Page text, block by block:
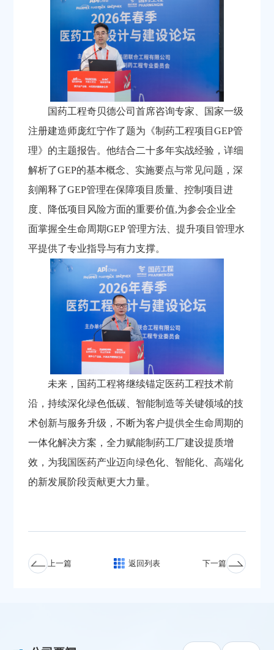
国药工程奇贝德公司首席咨询专家、国家一级
注册建造师庞红宁作了题为《制药工程项目GEP管
理》的主题报告。他结合二十多年实战经验，详细
解析了GEP的基本概念、实施要点与常见问题，深
刻阐释了GEP管理在保障项目质量、控制项目进
度、降低项目风险方面的重要价值,为参会企业全
面掌握全生命周期GEP 管理方法、提升项目管理水
平提供了专业指导与有力支撑。
未来，国药工程将继续锚定医药工程技术前
沿，持续深化绿色低碳、智能制造等关键领域的技
术创新与服务升级，不断为客户提供全生命周期的
一体化解决方案，全力赋能制药工厂建设提质增
效，为我国医药产业迈向绿色化、智能化、高端化
的新发展阶段贡献更大力量。
上一篇 返回列表 下一篇